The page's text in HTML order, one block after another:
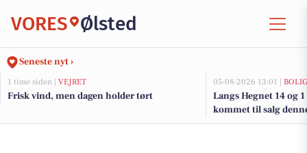
VORES Ølsted
Seneste nyt ›
1 time siden | VEJRET
Frisk vind, men dagen holder tørt
05-08-2026 13:01 |
Langs Hegnet 14 og
kommet til salg
boligerne her.